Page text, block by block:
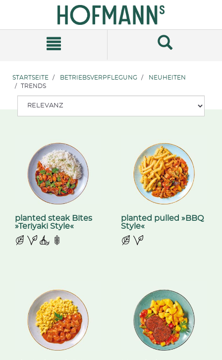
Navigationsmenü
STARTSEITE BETRIEBSVERPFLEGUNG
NEUHEITEN
TRENDS
planted steak Bites
»Teriyaki Style«
planted pulled »BBQ
Style«